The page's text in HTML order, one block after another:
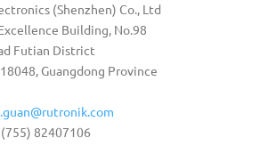
(Shenzhen) Co., Ltd
Building, No.98
Futian District
Guangdong Province
82407106